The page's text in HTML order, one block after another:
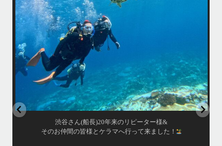
ありがとうございました
＊＊＊
アイランドメッセージは北谷町の浜川漁港を拠点に、中部発着の国立公
園指定の慶良間諸島(#ケラマ)の日帰り#ダイビング・#スノーケリング
ツアーを開催しているマリンショップです
女性インストラスターも常勤です
10月 17
渋谷さん(船長)20年来のリピーター様&
そのお仲間の皆様とケラマへ行って来ました！